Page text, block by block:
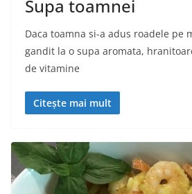
Supa toamnei
Daca toamna si-a adus roadele pe
gandit la o supa aromata,
de vitamine
Citește mai mult